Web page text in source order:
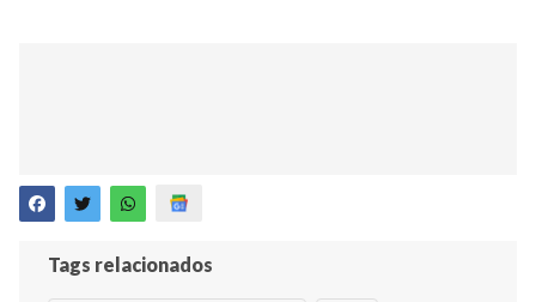
Tags relacionados